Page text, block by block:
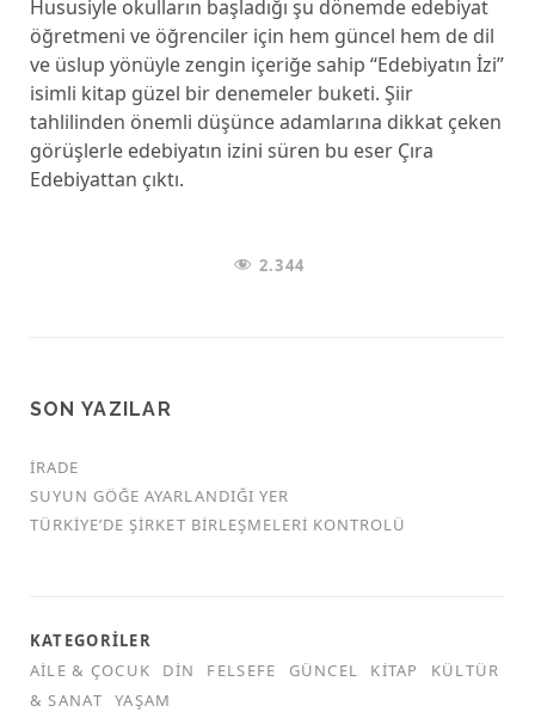
Hususiyle okulların başladığı şu dönemde edebiyat
öğretmeni ve öğrenciler için hem güncel hem de dil
ve üslup yönüyle zengin içeriğe sahip “Edebiyatın İzi”
isimli kitap güzel bir denemeler buketi. Şiir
tahlilinden önemli düşünce adamlarına dikkat çeken
görüşlerle edebiyatın izini süren bu eser Çıra
Edebiyattan çıktı.
2.344
SON YAZILAR
İRADE
SUYUN GÖĞE AYARLANDIĞI YER
TÜRKİYE’DE ŞİRKET BİRLEŞMELERİ KONTROLÜ
KATEGORILER
AILE & ÇOCUK
DIN FELSEFE GÜNCEL KITAP
KÜLTÜR
& SANAT
YAŞAM